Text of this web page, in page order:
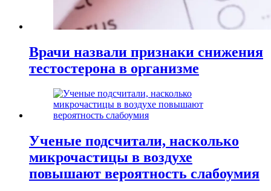
Врачи назвали признаки снижения
тестостерона в организме
Ученые подсчитали, насколько
микрочастицы в воздухе
повышают вероятность слабоумия